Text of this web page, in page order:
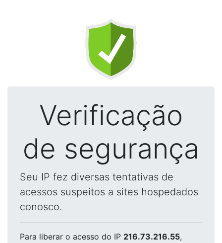
Verificação
de segurança
Seu IP fez diversas tentativas de
acessos suspeitos a sites hospedados
conosco.
Para liberar o acesso do IP 216.73.216.55,